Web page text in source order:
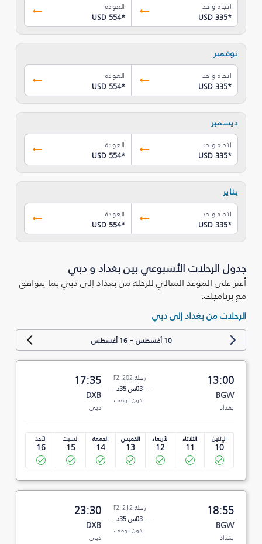
اتجاه واحد
USD 335*
العودة
USD 554*
نوفمبر
اتجاه واحد
USD 335*
العودة
USD 554*
ديسمبر
اتجاه واحد
USD 335*
العودة
USD 554*
يناير
اتجاه واحد
USD 335*
العودة
USD 554*
جدول الرحلات الأسبوعي بين بغداد و دبي
أعثر على الموعد المثالي للرحلة من بغداد إلى دبي بما يتوافق
مع برنامجك.
الرحلات من بغداد إلى دبي
10 أغسطس -16 أغسطس
13:00
BGW
بغداد
رحلة FZ 202
03س 35د
بدون توقف
17:35
DXB
دبي
الإثنين
10
الثلاثاء
11
الأربعاء
12
الخميس
13
الجمعة
14
السبت
15
الأحد
16
18:55
BGW
بغداد
رحلة FZ 212
03س 35د
بدون توقف
23:30
DXB
دبي